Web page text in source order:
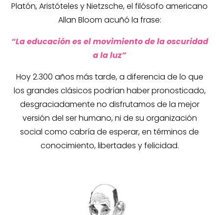
Platón, Aristóteles y Nietzsche, el filósofo americano
Allan Bloom acuñó la frase:
“La educación es el movimiento de la oscuridad
a la luz”
Hoy 2.300 años más tarde, a diferencia de lo que
los grandes clásicos podrían haber pronosticado,
desgraciadamente no disfrutamos de la mejor
versión del ser humano, ni de su organización
social como cabría de esperar, en términos de
conocimiento, libertades y felicidad.